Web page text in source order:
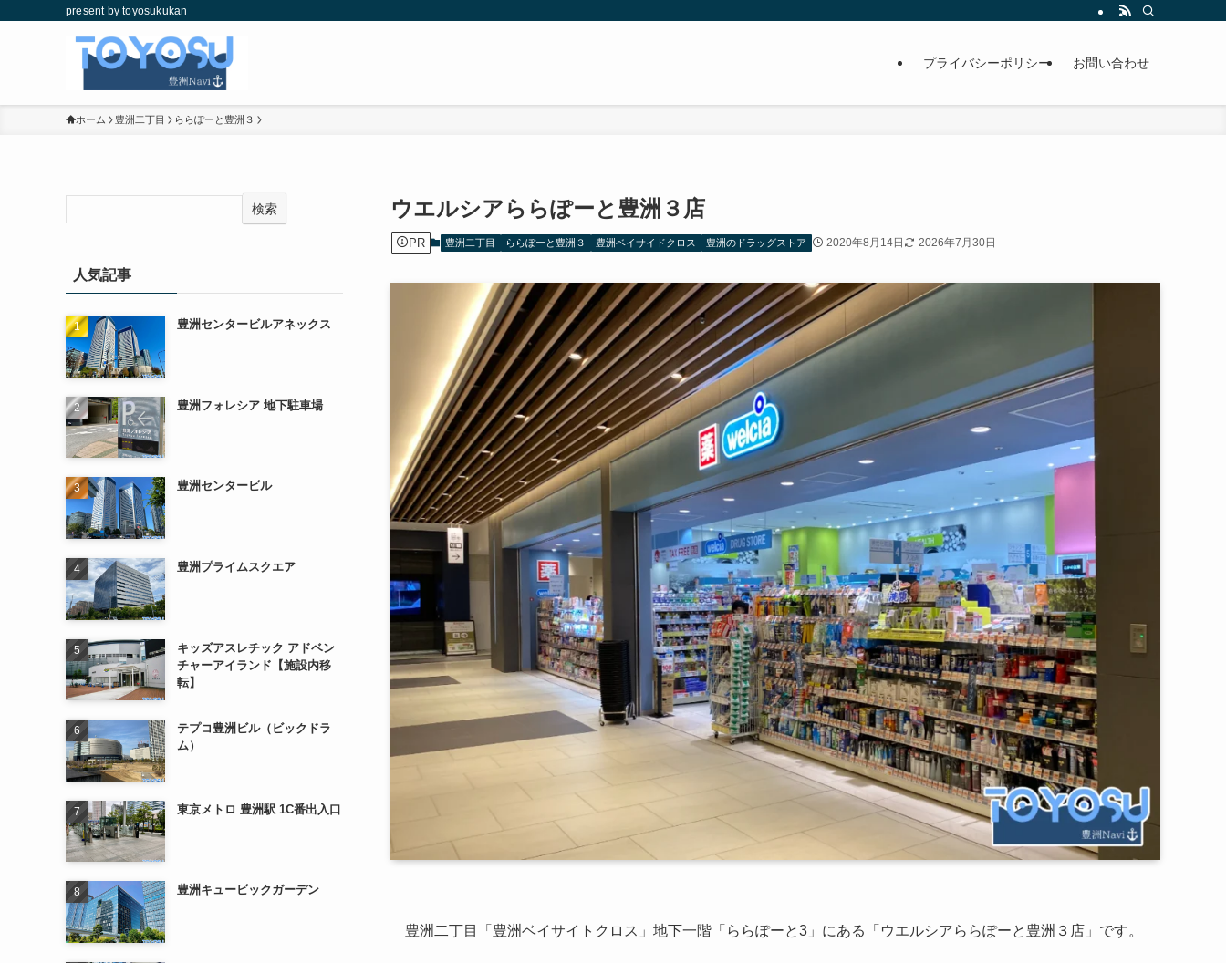
present by toyosukukan
プライバシーポリシー お問い合わせ
ホーム 豊洲二丁目 ららぽーと豊洲３
ウエルシアららぽーと豊洲３店
PR 豊洲二丁目 ららぽーと豊洲３ 豊洲ベイサイドクロス 豊洲のドラッグストア 2020年8月14日 2026年7月30日
豊洲二丁目「豊洲ベイサイトクロス」地下一階「ららぽーと3」にある「ウエルシアららぽーと豊洲３店」です。
検索
人気記事
豊洲センタービルアネックス
豊洲フォレシア 地下駐車場
豊洲センタービル
豊洲プライムスクエア
キッズアスレチック アドベン
チャーアイランド【施設内移
転】
テプコ豊洲ビル（ビックドラ
ム）
東京メトロ 豊洲駅 1C番出入口
豊洲キュービックガーデン